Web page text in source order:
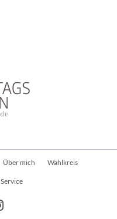
Über mich Wahlkreis
Service